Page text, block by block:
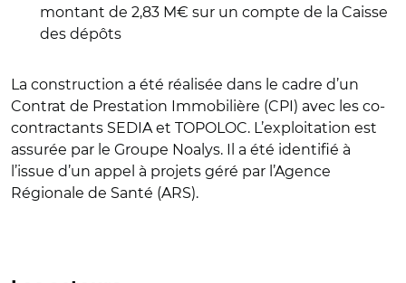
montant de 2,83 M€ sur un compte de la Caisse
des dépôts
La construction a été réalisée dans le cadre d’un
Contrat de Prestation Immobilière (CPI) avec les co-
contractants SEDIA et TOPOLOC. L’exploitation est
assurée par le Groupe Noalys. Il a été identifié à
l’issue d’un appel à projets géré par l’Agence
Régionale de Santé (ARS).